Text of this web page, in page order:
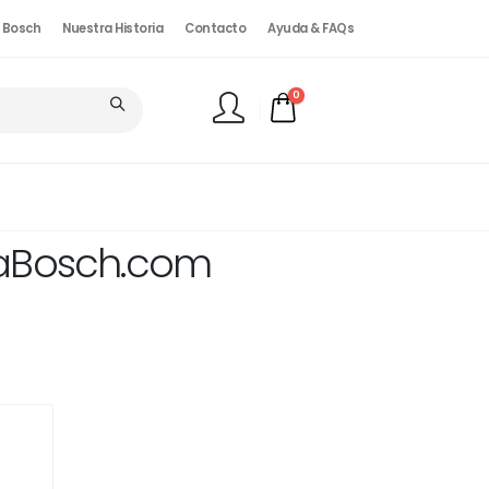
Bosch Nuestra Historia Contacto Ayuda & FAQs
0